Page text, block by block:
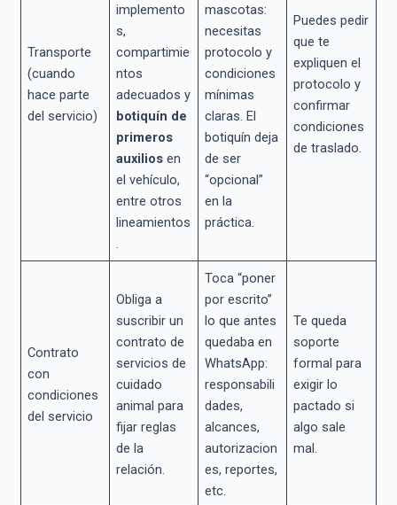
Transporte
(cuando
hace parte
del servicio)
implemento
s,
compartimie
ntos
adecuados y
botiquín de
primeros
auxilios en
el vehículo,
entre otros
lineamientos
.
mascotas:
necesitas
protocolo y
condiciones
mínimas
claras. El
botiquín deja
de ser
“opcional”
en la
práctica.
Puedes pedir
que te
expliquen el
protocolo y
confirmar
condiciones
de traslado.
Contrato
con
condiciones
del servicio
Obliga a
suscribir un
contrato de
servicios de
cuidado
animal para
fijar reglas
de la
relación.
Toca “poner
por escrito”
lo que antes
quedaba en
WhatsApp:
responsabili
dades,
alcances,
autorizacion
es, reportes,
etc.
Te queda
soporte
formal para
exigir lo
pactado si
algo sale
mal.